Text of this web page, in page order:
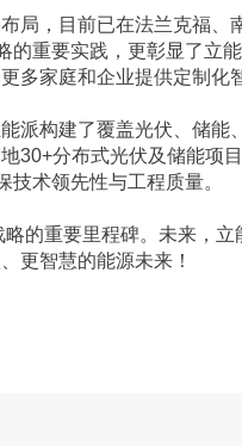
局，目前已在法兰克福、
的重要实践，更彰显了立
多家庭和企业提供定制化
派构建了覆盖光伏、储能
30+分布式光伏及储能项
技术领先性与工程质量。
更智慧的能源未来！